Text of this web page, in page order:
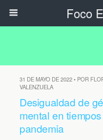
Foco
31 DE MAYO DE 2022 • POR
VALENZUELA
Desigualdad de
mental en
pandemia